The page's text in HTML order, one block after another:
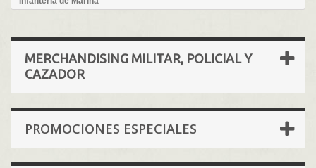
MERCHANDISING MILITAR, POLICIAL Y
CAZADOR
PROMOCIONES ESPECIALES